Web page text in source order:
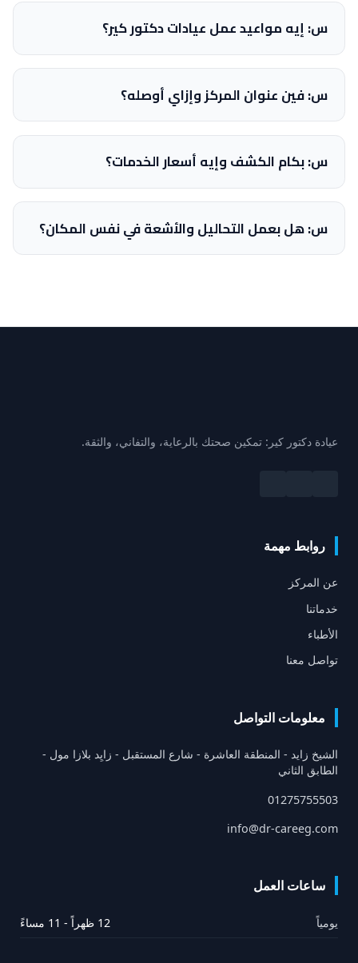
س: إيه مواعيد عمل عيادات دكتور كير؟
س: فين عنوان المركز وإزاي أوصله؟
س: بكام الكشف وإيه أسعار الخدمات؟
س: هل بعمل التحاليل والأشعة في نفس المكان؟
عيادة دكتور كير: تمكين صحتك بالرعاية، والتفاني، والثقة.
روابط مهمة
عن المركز
خدماتنا
الأطباء
تواصل معنا
معلومات التواصل
الشيخ زايد - المنطقة العاشرة - شارع المستقبل - زايِد بلازا مول -
الطابق الثاني
01275755503
info@dr-careeg.com
ساعات العمل
يومياً 12 ظهراً - 11 مساءً